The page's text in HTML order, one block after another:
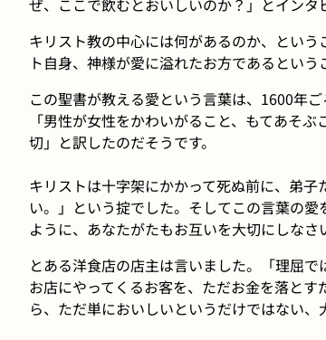
キリスト教の中心には何があるのか、とい
ト自身、神様が愛に溢れたお方であるとい
この聖書が教える愛という言葉は、1600年
「男性が女性をかわいがること、もてあそ
切」と訳したのだそうです。
キリストは十字架にかかって死ぬ前に、弟
い。」という掟でした。そしてこの言葉の
ように、あなたがたもお互いを大切にしなさ
とある洋食店の店主は言いました。「理屈
お店にやってくるお客を、ただお金を落と
ら、ただ単においしいというだけではない